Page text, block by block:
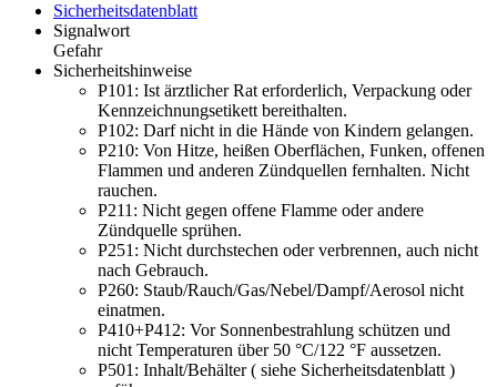
Sicherheitsdatenblatt
Signalwort
Gefahr
Sicherheitshinweise
P101: Ist ärztlicher Rat erforderlich, Verpackung oder
Kennzeichnungsetikett bereithalten.
P102: Darf nicht in die Hände von Kindern gelangen.
P210: Von Hitze, heißen Oberflächen, Funken, offenen
Flammen und anderen Zündquellen fernhalten. Nicht
rauchen.
P211: Nicht gegen offene Flamme oder andere
Zündquelle sprühen.
P251: Nicht durchstechen oder verbrennen, auch nicht
nach Gebrauch.
P260: Staub/Rauch/Gas/Nebel/Dampf/Aerosol nicht
einatmen.
P410+P412: Vor Sonnenbestrahlung schützen und
nicht Temperaturen über 50 °C/122 °F aussetzen.
P501: Inhalt/Behälter ( siehe Sicherheitsdatenblatt )